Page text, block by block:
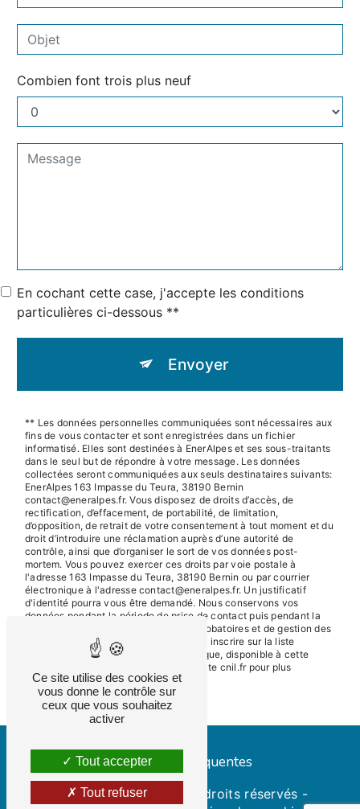
Combien font trois plus neuf
En cochant cette case, j'accepte les conditions
particulières ci-dessous **
Envoyer
** Les données personnelles communiquées sont nécessaires aux
fins de vous contacter et sont enregistrées dans un fichier
informatisé. Elles sont destinées à EnerAlpes et ses sous-traitants
dans le seul but de répondre à votre message. Les données
collectées seront communiquées aux seuls destinataires suivants:
EnerAlpes 163 Impasse du Teura, 38190 Bernin
contact@eneralpes.fr. Vous disposez de droits d’accès, de
rectification, d’effacement, de portabilité, de limitation,
d’opposition, de retrait de votre consentement à tout moment et du
droit d’introduire une réclamation auprès d’une autorité de
contrôle, ainsi que d’organiser le sort de vos données post-
mortem. Vous pouvez exercer ces droits par voie postale à
l'adresse 163 Impasse du Teura, 38190 Bernin ou par courrier
électronique à l'adresse contact@eneralpes.fr. Un justificatif
d'identité pourra vous être demandé. Nous conservons vos
données pendant la période de prise de contact puis pendant la
durée de prescription légale aux fins probatoires et de gestion des
contentieux. Vous avez le droit de vous inscrire sur la liste
d'opposition au démarchage téléphonique, disponible à cette
. Consultez le site cnil.fr pour plus
d’informations sur vos droits.
Recherches fréquentes
Vistalid - 2026 - Tous droits réservés -
Ce site utilise des cookies et
vous donne le contrôle sur
ceux que vous souhaitez
activer
Tout accepter
Tout refuser